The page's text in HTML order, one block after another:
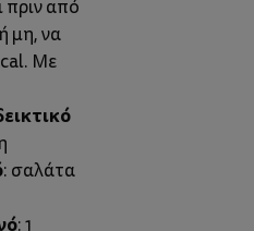
πριν από
μη, να
Με
: σαλάτα
: 1